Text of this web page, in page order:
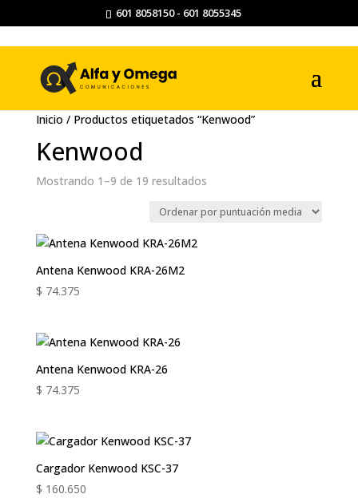
601 8058150 - 601 8055345
Inicio / Productos etiquetados “Kenwood”
Kenwood
Mostrando 1–9 de 19 resultadosOrdenado
puntuación
Antena Kenwood KRA-26M2
$ 74.375
Antena Kenwood KRA-26
$ 74.375
Cargador Kenwood KSC-37
$ 160.650